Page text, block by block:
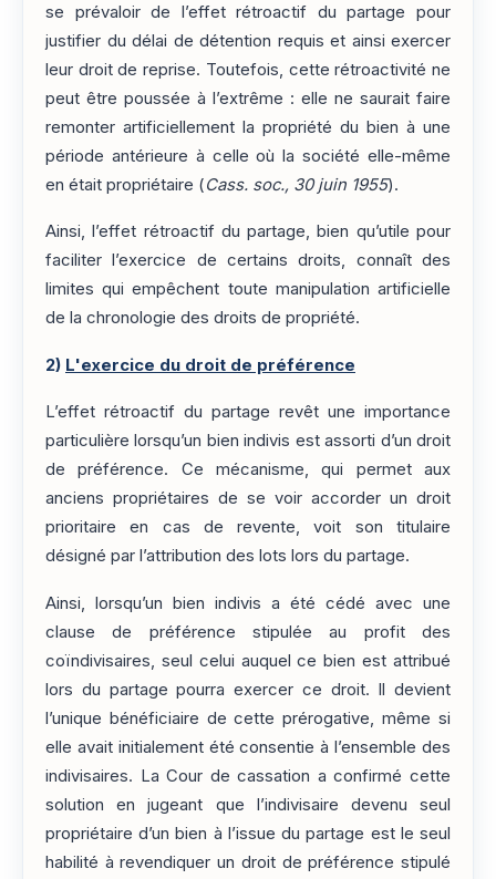
se prévaloir de l’effet rétroactif du partage pour
justifier du délai de détention requis et ainsi exercer
leur droit de reprise. Toutefois, cette rétroactivité ne
peut être poussée à l’extrême : elle ne saurait faire
remonter artificiellement la propriété du bien à une
période antérieure à celle où la société elle-même
en était propriétaire (Cass. soc., 30 juin 1955).
Ainsi, l’effet rétroactif du partage, bien qu’utile pour
faciliter l’exercice de certains droits, connaît des
limites qui empêchent toute manipulation artificielle
de la chronologie des droits de propriété.
2) L'exercice du droit de préférence
L’effet rétroactif du partage revêt une importance
particulière lorsqu’un bien indivis est assorti d’un droit
de préférence. Ce mécanisme, qui permet aux
anciens propriétaires de se voir accorder un droit
prioritaire en cas de revente, voit son titulaire
désigné par l’attribution des lots lors du partage.
Ainsi, lorsqu’un bien indivis a été cédé avec une
clause de préférence stipulée au profit des
coïndivisaires, seul celui auquel ce bien est attribué
lors du partage pourra exercer ce droit. Il devient
l’unique bénéficiaire de cette prérogative, même si
elle avait initialement été consentie à l’ensemble des
indivisaires. La Cour de cassation a confirmé cette
solution en jugeant que l’indivisaire devenu seul
propriétaire d’un bien à l’issue du partage est le seul
habilité à revendiquer un droit de préférence stipulé